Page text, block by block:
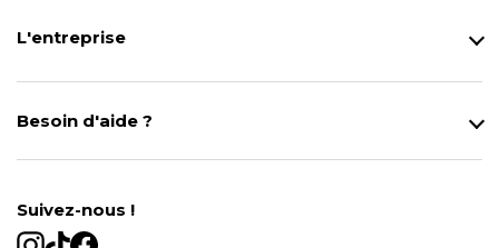
L'entreprise
Besoin d'aide ?
Contact
Gestion des cookies
Suivez-nous !